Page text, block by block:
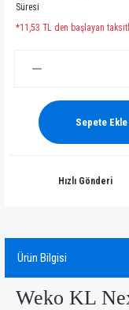
Süresi
*11,53 TL den başlayan
Sepete Ekle
Hızlı Gönderi
Ürün Bilgisi
Weko KL